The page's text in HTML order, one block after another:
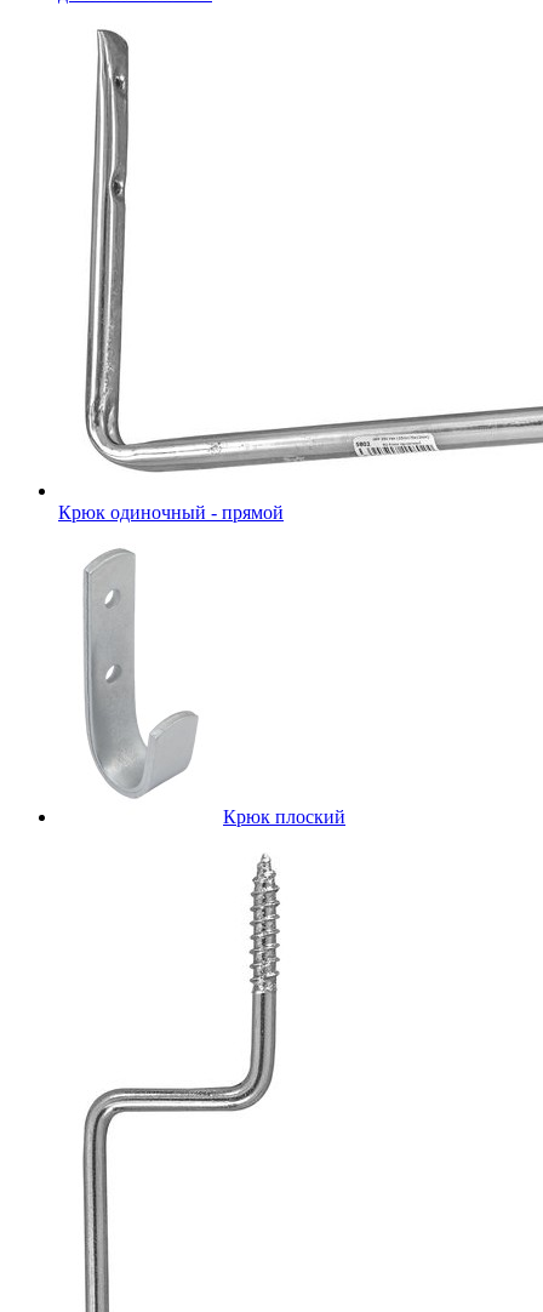
Крюк одиночный - прямой
Крюк плоский